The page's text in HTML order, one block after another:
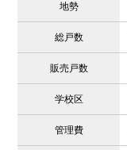
地勢
総戸数
販売戸数
学校区
管理費